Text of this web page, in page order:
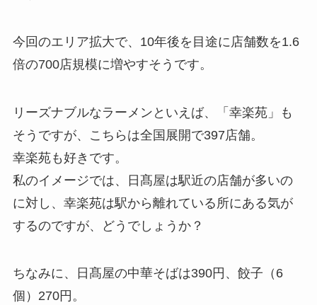
今回のエリア拡大で、10年後を目途に店舗数を1.6
倍の700店規模に増やすそうです。
リーズナブルなラーメンといえば、「幸楽苑」も
そうですが、こちらは全国展開で397店舗。
幸楽苑も好きです。
私のイメージでは、日髙屋は駅近の店舗が多いの
に対し、幸楽苑は駅から離れている所にある気が
するのですが、どうでしょうか？
ちなみに、日髙屋の中華そばは390円、餃子（6
個）270円。